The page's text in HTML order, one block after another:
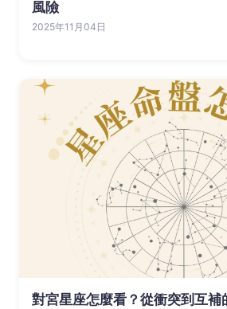
風險
2025年11月04日
對宮星座怎麼看？從衝突到互補